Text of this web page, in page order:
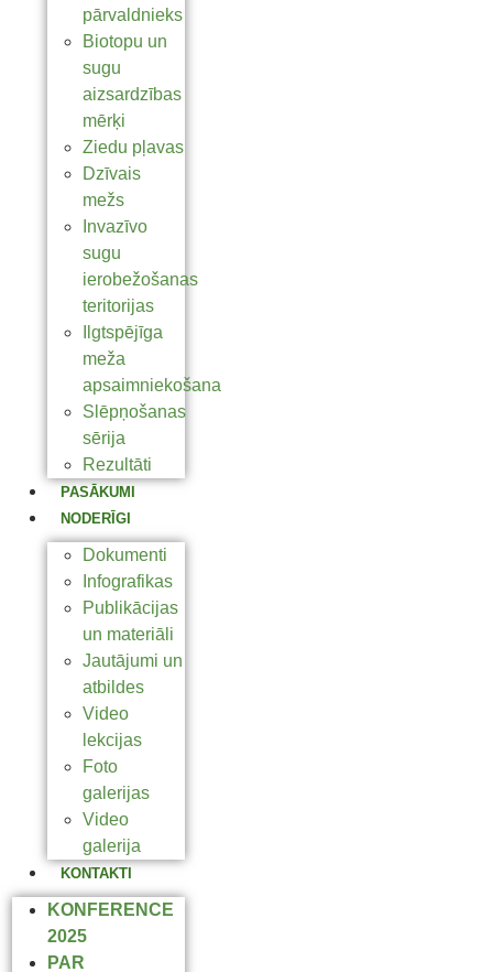
pārvaldnieks
Biotopu un
sugu
aizsardzības
mērķi
Ziedu pļavas
Dzīvais
mežs
Invazīvo
sugu
ierobežošanas
teritorijas
Ilgtspējīga
meža
apsaimniekošana
Slēpņošanas
sērija
Rezultāti
PASĀKUMI
NODERĪGI
Dokumenti
Infografikas
Publikācijas
un materiāli
Jautājumi un
atbildes
Video
lekcijas
Foto
galerijas
Video
galerija
KONTAKTI
KONFERENCE
2025
PAR